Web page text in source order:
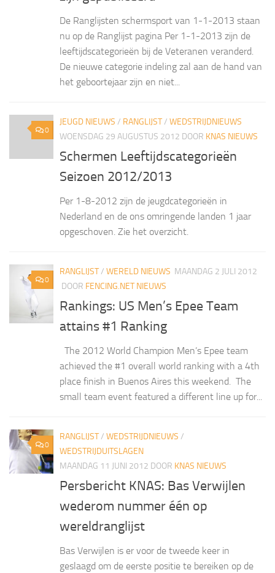
De Ranglijsten schermsport van 1-1-2013 staan
nu op de Ranglijst pagina Per 1-1-2013 zijn de
leeftijdscategorieën bij de Veteranen veranderd.
De nieuwe categorie indeling zal aan de hand van
het geboortejaar zijn en niet...
0
JEUGD NIEUWS / RANGLIJST/ WEDSTRIJDNIEUWS
WOENSDAG 29 AUGUSTUS 2012 DOOR KNAS NIEUWS
Schermen Leeftijdscategorieën
Seizoen 2012/2013
Per 1-8-2012 zijn de jeugdcategorieën in
Nederland en de ons omringende landen 1 jaar
opgeschoven. Zie het overzicht.
0
RANGLIJST/ WERELD NIEUWS MAANDAG 2 JULI 2012
DOOR FENCING.NET NIEUWS
Rankings: US Men’s Epee Team
attains #1 Ranking
The 2012 World Champion Men’s Epee team
achieved the #1 overall world ranking with a 4th
place finish in Buenos Aires this weekend. The
small team event featured a different line up for...
0
RANGLIJST/ WEDSTRIJDNIEUWS /
WEDSTRIJDUITSLAGEN
MAANDAG 11 JUNI 2012 DOOR KNAS NIEUWS
Persbericht KNAS: Bas Verwijlen
wederom nummer één op
wereldranglijst
Bas Verwijlen is er voor de tweede keer in
geslaagd om de eerste positie te bereiken op de